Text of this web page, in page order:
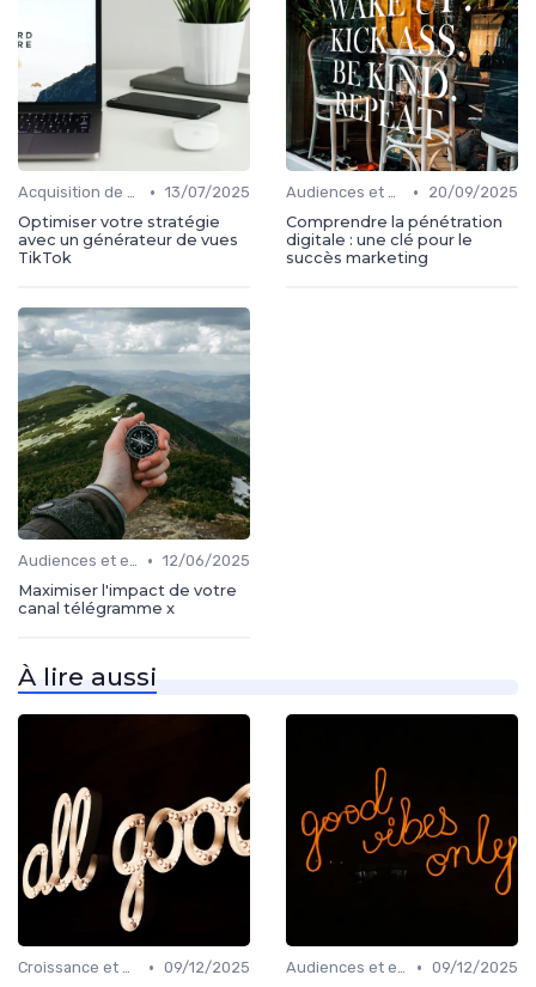
Acquisition de médias • 13/07/2025
Optimiser votre stratégie
avec un générateur de vues
TikTok
Audiences et engagement •
20/09/2025
Comprendre la pénétration
digitale : une clé pour le
succès marketing
Audiences et engagement • 12/06/2025
Maximiser l'impact de votre
canal télégramme x
À lire aussi
Croissance et développement • 09/12/2025
Audiences et engagement • 09/12/2025